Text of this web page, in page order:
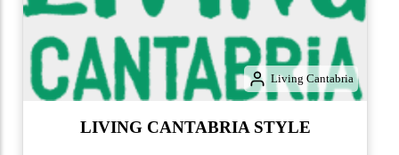
Living Cantabria
LIVING CANTABRIA STYLE